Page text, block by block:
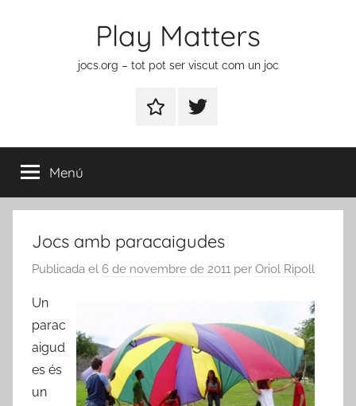
Play Matters
jocs.org – tot pot ser viscut com un joc
ContactarElement
menú
Menú
Jocs amb paracaigudes
Publicada el 6 de novembre de 2011 per Oriol Ripoll
Un
parac
aigud
es és
un